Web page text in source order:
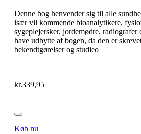
Denne bog henvender sig til alle
især vil kommende bioanalytikere,
sygeplejersker, jordemødre, radiografer
have udbytte af bogen, da den er
bekendtgørelser og studieo
kr.339,95
Køb nu